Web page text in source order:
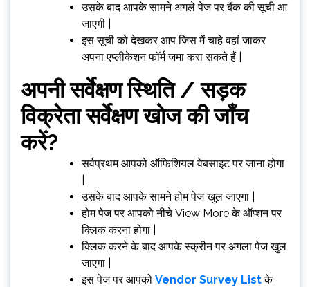
उसके बाद आपके सामने अगले पेज पर बैंक की सूची आ
जाएगी |
इस सूची को देखकर आप जिस में चाहे वहां जाकर
अपना एप्लीकेशन फॉर्म जमा करा सकते हैं |
अपनी सर्वेक्षण स्थिति / सड़क
विक्रेता सर्वेक्षण खोज की जाँच
करें?
सर्वप्रथम आपको ऑफिशियल वेबसाइट पर जाना होगा
उसके बाद आपके सामने होम पेज खुल जाएगा |
होम पेज पर आपको नीचे View More के ऑप्शन पर
क्लिक करना होगा |
क्लिक करने के बाद आपके स्क्रीन पर अगला पेज खुल
जाएगा |
इस पेज पर आपको Vendor Survey Listके